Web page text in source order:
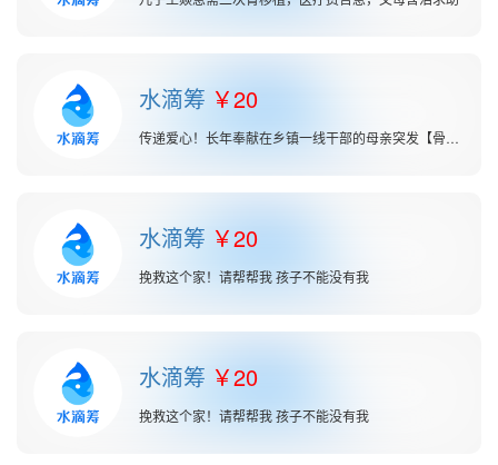
水滴筹 20
传递爱心！长年奉献在乡镇一线干部的母亲突发【骨髓瘤】继续求助
水滴筹 20
挽救这个家！请帮帮我 孩子不能没有我
水滴筹 20
挽救这个家！请帮帮我 孩子不能没有我